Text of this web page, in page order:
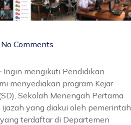
No Comments
Ingin mengikuti Pendidikan
menyediakan program Kejar
Sekolah Menengah Pertama
yang diakui oleh pemerintah
terdaftar di Departemen